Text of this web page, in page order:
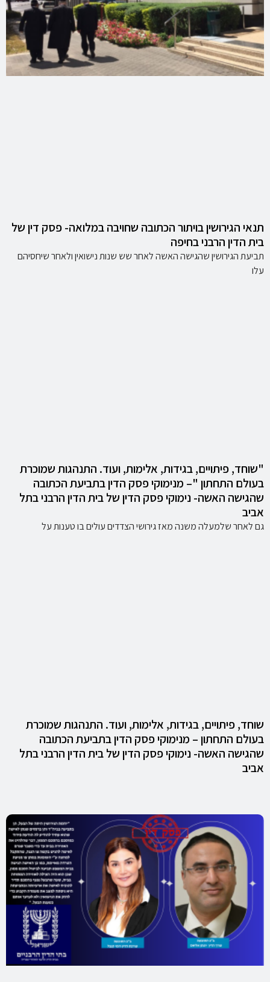
תנאי הגירושין בויתור הכתובה שחויבה במלואה- פסק דין של
בית הדין הרבני בחיפה
תביעת הגירושין שהגישה האשה לאחר שש שנות נישואין ולאחר שיחסיהם
עלו
"שוחד, פיתויים, בגידות, אלימות, ועוד. התנהגות שמוכרת
בעולם התחתון "– מנימוקי פסק הדין בתביעת הכתובה
שהגישה האשה- נימוקי פסק הדין של בית הדין הרבני בתל
אביב
גם לאחר שלמעלה משנה מאז גירושי הצדדים עולים בו טענות על
שוחד, פיתויים, בגידות, אלימות, ועוד. התנהגות שמוכרת
בעולם התחתון – מנימוקי פסק הדין בתביעת הכתובה
שהגישה האשה- נימוקי פסק הדין של בית הדין הרבני בתל
אביב